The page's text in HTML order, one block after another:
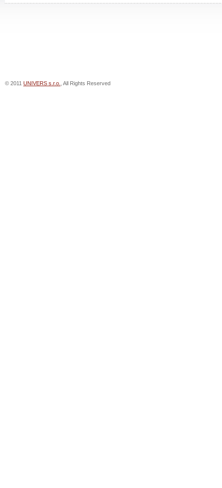
© 2011 UNIVERS s.r.o. , All Rights Reserved